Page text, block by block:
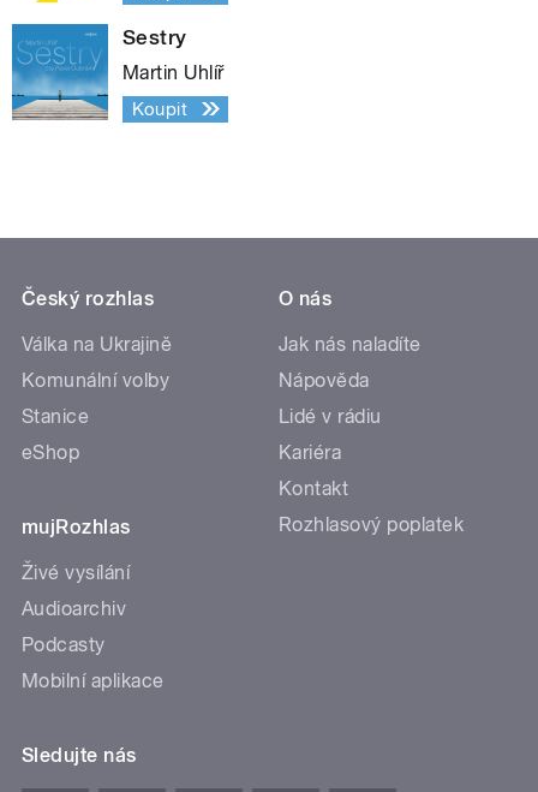
Sestry
Martin Uhlíř
Koupit
Český rozhlas
Válka na Ukrajině
Komunální volby
Stanice
eShop
mujRozhlas
Živé vysílání
Audioarchiv
Podcasty
Mobilní aplikace
O nás
Jak nás naladíte
Nápověda
Lidé v rádiu
Kariéra
Kontakt
Rozhlasový poplatek
Sledujte nás